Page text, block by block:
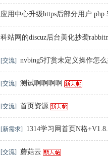
应用中心升级https后部分用户
科站网的discuz后台美化抄袭
[交流] nvbing5打赏未定义操作怎么
[交流] 测试啊啊啊啊
[交流] 首页资源
[新需求] 1314学习网首页N格
[交流] 蘑菇云